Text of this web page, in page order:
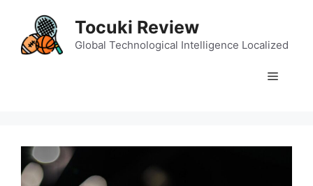
content
Tocuki Review
Global Technological Intelligence Localized
Menu